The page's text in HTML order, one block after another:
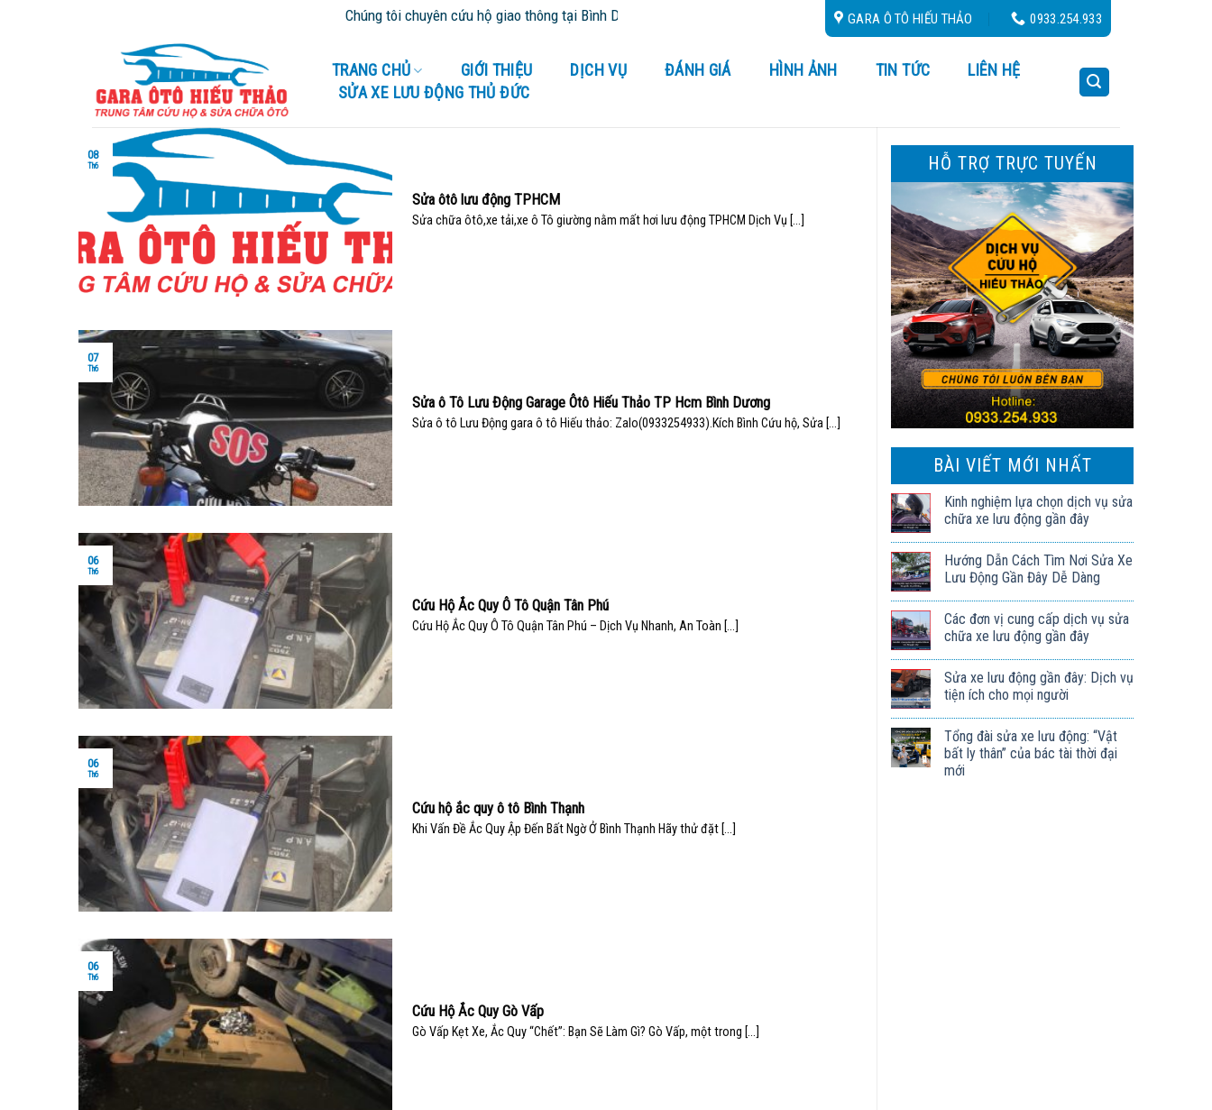
Chúng tôi chuyên cứu hộ giao thông tại Bình Dương và tỉnh thành lân cận - Cứu Hộ 24/24 GARA Ô TÔ HIẾU THẢO 0933.254.933
TRANG CHỦ GIỚI THIỆU DỊCH VỤ ĐÁNH GIÁ HÌNH ẢNH TIN TỨC
LIÊN HỆ
SỬA XE LƯU ĐỘNG THỦ ĐỨC
Sửa ôtô lưu động TPHCM
Sửa chữa ôtô,xe tải,xe ô Tô giường nằm mất hơi lưu động TPHCM Dịch Vụ [...]
08
Th6
Sửa ô Tô Lưu Động Garage Ôtô Hiếu Thảo TP Hcm Bình Dương
Sửa ô tô Lưu Động gara ô tô Hiếu thảo: Zalo(0933254933).Kích Bình Cứu hộ, Sửa [...]
07
Th6
Cứu Hộ Ắc Quy Ô Tô Quận Tân Phú
Cứu Hộ Ắc Quy Ô Tô Quận Tân Phú – Dịch Vụ Nhanh, An Toàn [...]
06
Th6
Cứu hộ ắc quy ô tô Bình Thạnh
Khi Vấn Đề Ắc Quy Ập Đến Bất Ngờ Ở Bình Thạnh Hãy thử đặt [...]
06
Th6
Cứu Hộ Ắc Quy Gò Vấp
Gò Vấp Kẹt Xe, Ắc Quy “Chết”: Bạn Sẽ Làm Gì? Gò Vấp, một trong [...]
06
Th6
HỖ TRỢ TRỰC TUYẾN
BÀI VIẾT MỚI NHẤT
Kinh nghiệm lựa chọn dịch vụ sửa
chữa xe lưu động gần đây
Hướng Dẫn Cách Tìm Nơi Sửa Xe
Lưu Động Gần Đây Dễ Dàng
Các đơn vị cung cấp dịch vụ sửa
chữa xe lưu động gần đây
Sửa xe lưu động gần đây: Dịch vụ
tiện ích cho mọi người
Tổng đài sửa xe lưu động: “Vật
bất ly thân” của bác tài thời đại
mới